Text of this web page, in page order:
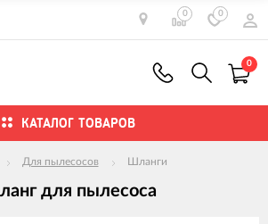
0 0
0
КАТАЛОГ ТОВАРОВ
Для пылесосов Шланги
для пылесоса